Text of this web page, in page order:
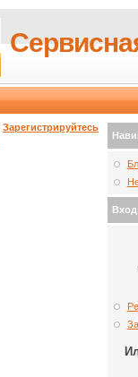
Зарегистрируйтесь
Вход